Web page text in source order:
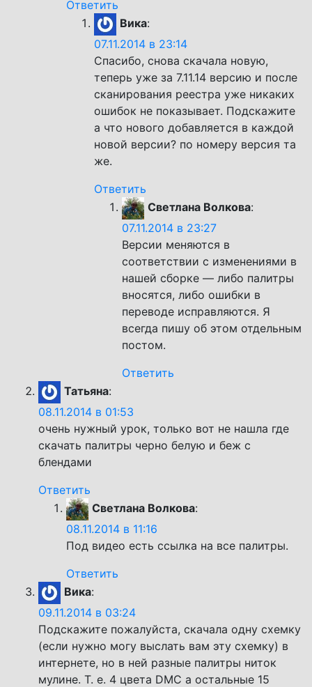
Ответить
Вика:
07.11.2014 в 23:14
Спасибо, снова скачала новую,
теперь уже за 7.11.14 версию и после
сканирования реестра уже никаких
ошибок не показывает. Подскажите
а что нового добавляется в каждой
новой версии? по номеру версия та
же.
Ответить
Светлана Волкова:
07.11.2014 в 23:27
Версии меняются в
соответствии с изменениями в
нашей сборке — либо палитры
вносятся, либо ошибки в
переводе исправляются. Я
всегда пишу об этом отдельным
постом.
Ответить
Татьяна:
08.11.2014 в 01:53
очень нужный урок, только вот не нашла где
скачать палитры черно белую и беж с
блендами
Ответить
Светлана Волкова:
08.11.2014 в 11:16
Под видео есть ссылка на все палитры.
Ответить
Вика:
09.11.2014 в 03:24
Подскажите пожалуйста, скачала одну схемку
(если нужно могу выслать вам эту схемку) в
интернете, но в ней разные палитры ниток
мулине. Т. е. 4 цвета DMC а остальные 15